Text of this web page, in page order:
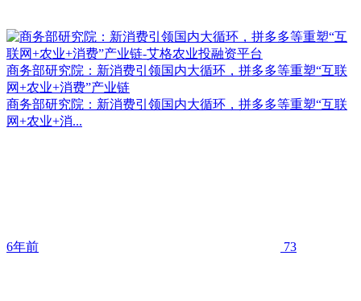
商务部研究院：新消费引领国内大循环，拼多多等重塑“互联
网+农业+消费”产业链
商务部研究院：新消费引领国内大循环，拼多多等重塑“互联
网+农业+消...
6年前 73